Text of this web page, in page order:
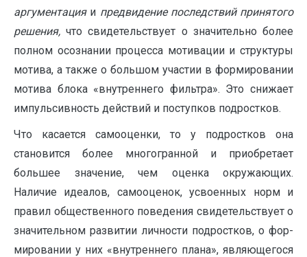
аргументация и предвидение по­следствий принятого
решения,что свидетельствует о значительно более
полном осознании процесса мотивации и структуры
мотива, а также о большом участии в формировании
мотива блока «внутреннего фильтра». Это снижает
импульсивность действий и поступков подростков.
Что касается самооценки, то у подростков она
становится более многогранной и приобре­тает
большее значение, чем оценка окружающих.
Наличие идеалов, самооценок, усвоенных норм и
правил общественного поведения свидетельствует о
значительном развитии личности подростков, о фор­
мировании у них «внутреннего плана», являющегося